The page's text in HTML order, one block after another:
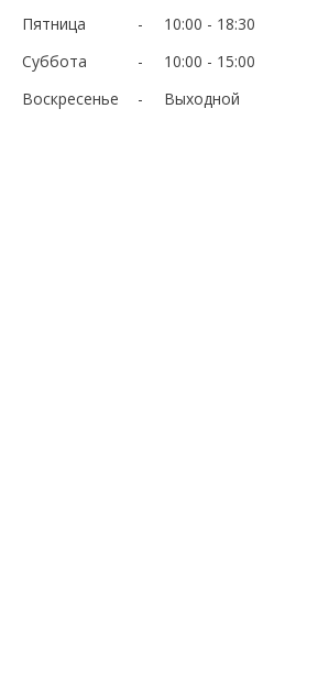
Пятница
10:00
18:30
Суббота
10:00
15:00
Воскресенье
Выходной